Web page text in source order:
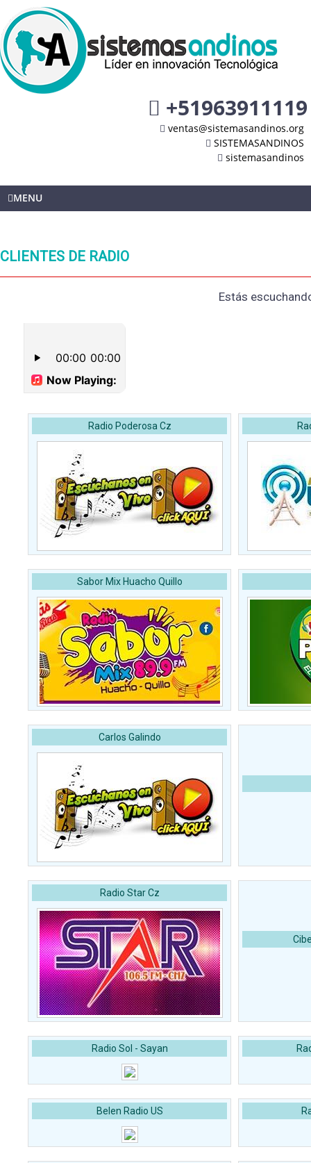
+51963911119
ventas@sistemasandinos.org
SISTEMASANDINOS
sistemasandinos
MENU
CLIENTES DE RADIO
Estás
Radio Poderosa Cz
Sabor Mix Huacho Quillo
Carlos Galindo
Radio Star Cz
Radio Sol - Sayan
Belen Radio US